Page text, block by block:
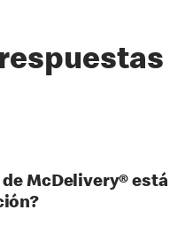
McDelivery® está